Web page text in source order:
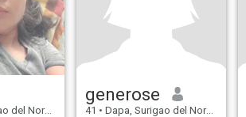
Filippinerna
generose
41 • Dapa, Surigao del Norte, Filippinerna